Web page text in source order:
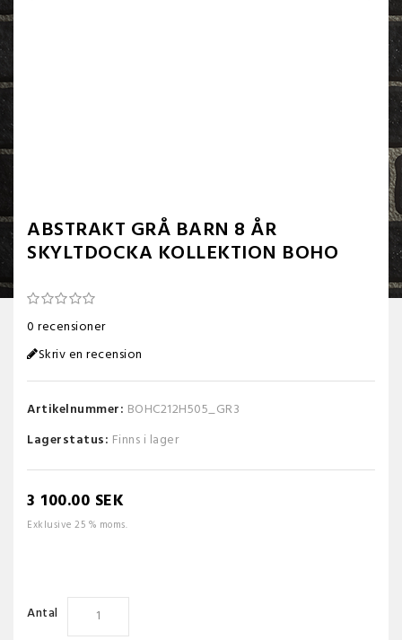
ABSTRAKT GRÅ BARN 8 ÅR
SKYLTDOCKA KOLLEKTION BOHO
0 recensioner
Skriv en recension
Artikelnummer: BOHC212H505_GR3
Lagerstatus: Finns i lager
3 100.00 SEK
Exklusive 25 % moms.
Antal